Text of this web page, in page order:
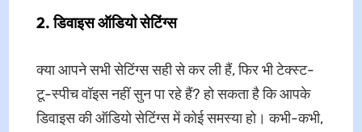
2. डिवाइस ऑडियो सेटिंग्स
क्या आपने सभी सेटिंग्स सही से कर ली हैं, फिर भी टेक्स्ट-
टू-स्पीच वॉइस नहीं सुन पा रहे हैं? हो सकता है कि आपके
डिवाइस की ऑडियो सेटिंग्स में कोई समस्या हो। कभी-कभी,